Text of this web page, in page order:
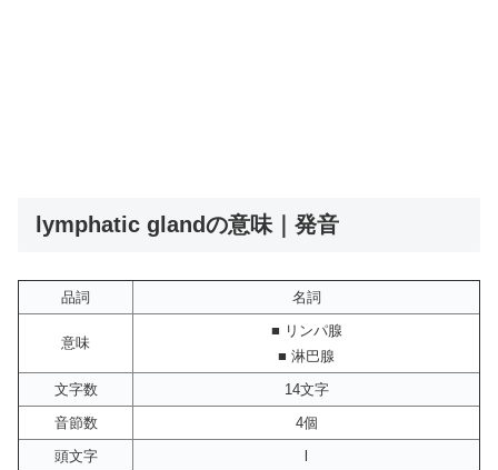
lymphatic glandの意味｜発音
品詞 名詞
意味
■ リンパ腺
■ 淋巴腺
文字数
14文字
音節数
4個
頭文字